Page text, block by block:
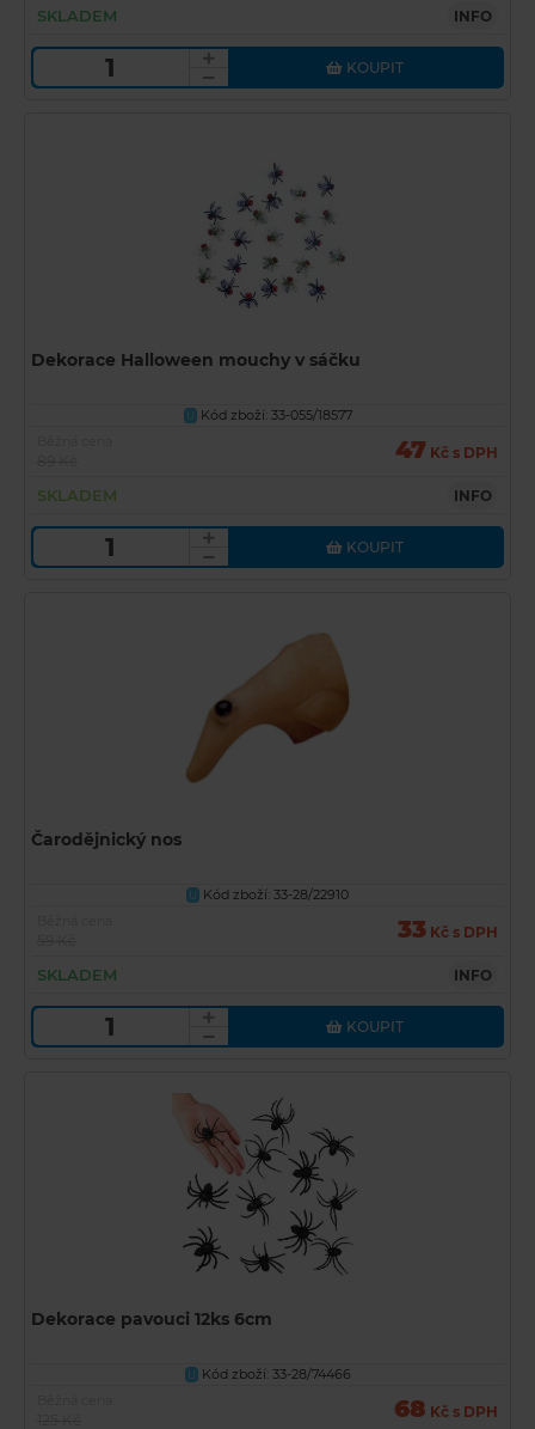
SKLADEM INFO
KOUPIT
Dekorace Halloween mouchy v sáčku
U Kód zboží: 33-055/18577
47 Kč s DPH
SKLADEM INFO
KOUPIT
Čarodějnický nos
U
Kód zboží: 33-28/22910
33 Kč s DPH
SKLADEM INFO
KOUPIT
Dekorace pavouci 12ks 6cm
U Kód zboží: 33-28/74466
68 Kč s DPH